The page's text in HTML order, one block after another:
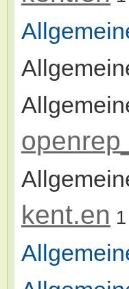
kent.en 1